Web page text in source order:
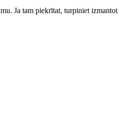
Ja tam piekrītat, turpiniet